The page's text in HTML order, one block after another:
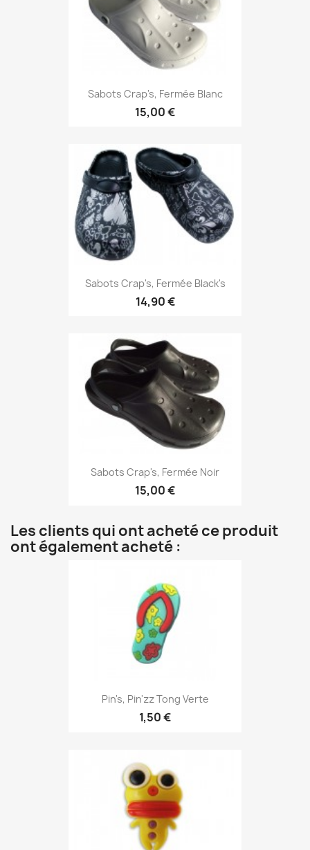
Sabots Crap's, Fermée Blanc
15,00 €
Sabots Crap's, Fermée Black's
14,90 €
Sabots Crap's, Fermée Noir
15,00 €
Les clients qui ont acheté ce produit
ont également acheté :
Pin's, Pin'zz Tong Verte
1,50 €